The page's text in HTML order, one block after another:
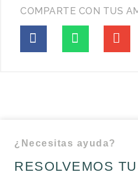
COMPARTE CON TUS
¿Necesitas ayuda?
RESOLVEMOS